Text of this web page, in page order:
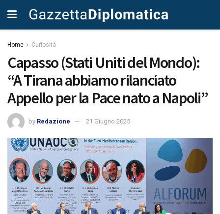
Home Curiosità
Capasso (Stati Uniti del Mondo):
“A Tirana abbiamo rilanciato
Appello per la Pace nato a Napoli”
by Redazione 21 Giugno 2025